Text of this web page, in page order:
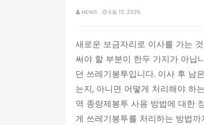
NEWS 6월 13, 2025
새로운 보금자리로 이사를 가는
써야 할 부분이 한두 가지가 아닙
던 쓰레기봉투입니다. 이사 후 남
는지, 아니면 어떻게 처리해야 하
역 종량제봉투 사용 방법에 대한
게 쓰레기봉투를 처리하는 방법